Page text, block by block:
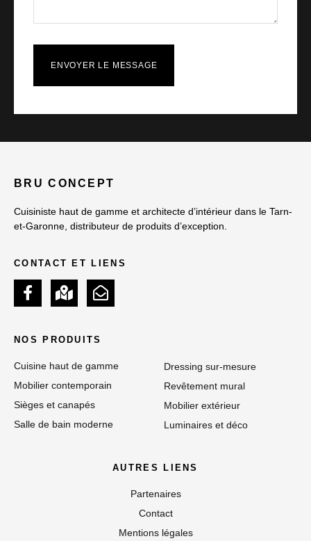
ENVOYER LE MESSAGE
BRU CONCEPT
Cuisiniste haut de gamme et architecte d’intérieur dans le Tarn-
et-Garonne, distributeur de produits d’exception.
CONTACT ET LIENS
NOS PRODUITS
Cuisine haut de gamme
Mobilier contemporain
Sièges et canapés
Salle de bain moderne
Dressing sur-mesure
Revêtement mural
Mobilier extérieur
Luminaires et déco
AUTRES LIENS
Partenaires
Contact
Mentions légales